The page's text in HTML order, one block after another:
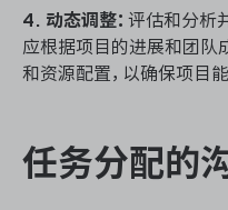
4. 动态调整： 评估和分析
应根据项目的进展和团队
和资源配置，以确保项目
任务分配的